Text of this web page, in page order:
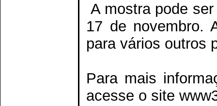
A mostra pode
17 de novembro.
para vários outros
Para mais
acesse o site